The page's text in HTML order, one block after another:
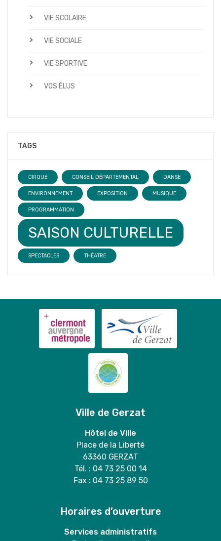
VIE SCOLAIRE
VIE SOCIALE
VIE SPORTIVE
VOS ÉLUS
TAGS
CIRQUE CONSEIL DÉPARTEMENTAL DANSE
ENVIRONNEMENT EXPOSITION MUSIQUE
PROGRAMMATION
SAISON CULTURELLE
SPECTACLES THÉATRE
Ville de Gerzat
Hôtel de Ville
Place de la Liberté
63360 GERZAT
Tél. : 04 73 25 00 14
Fax : 04 73 25 89 50
Horaires d’ouverture
Services administratifs